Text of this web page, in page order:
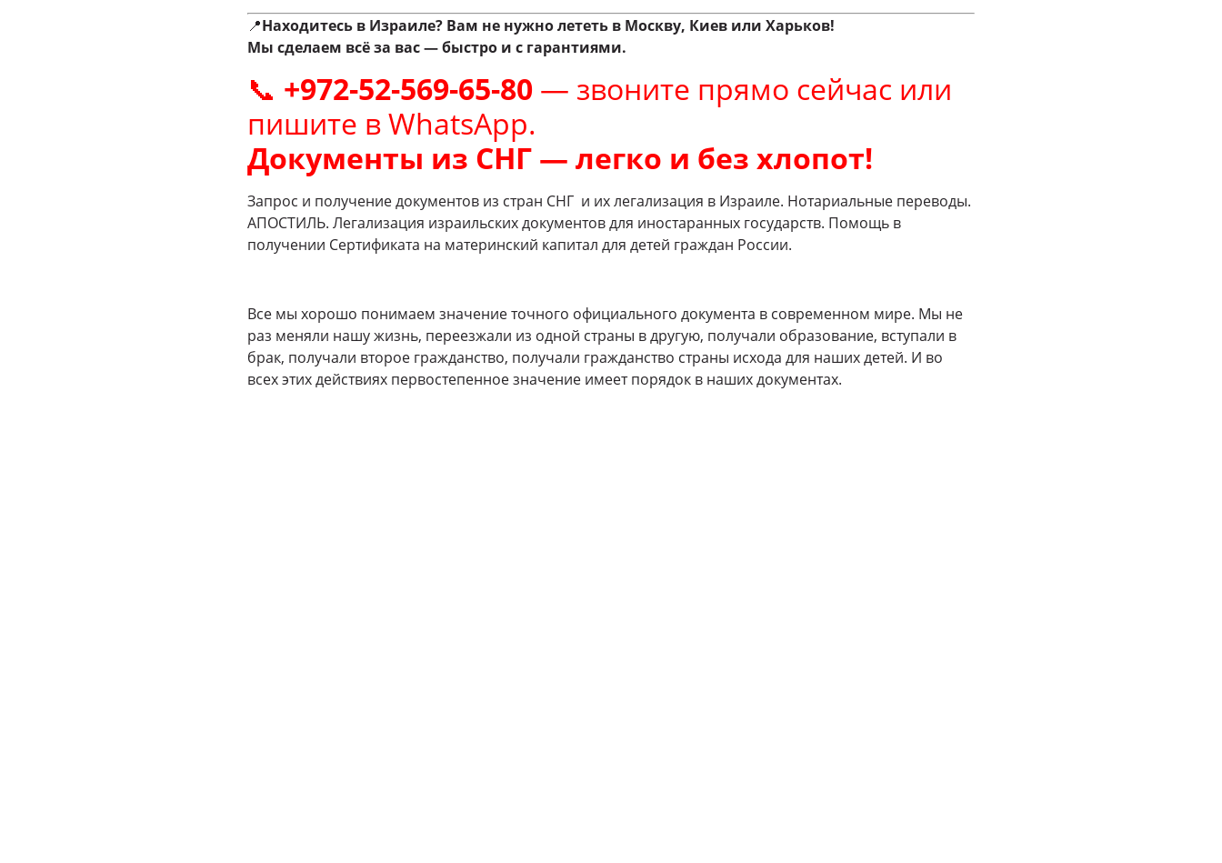
📍Находитесь в Израиле? Вам не нужно лететь в Москву, Киев или Харьков!
Мы сделаем всё за вас — быстро и с гарантиями.
📞 +972-52-569-65-80 — звоните прямо сейчас или
пишите в WhatsApp.
Документы из СНГ — легко и без хлопот!
Запрос и получение документов из стран СНГ и их легализация в Израиле. Нотариальные переводы.
АПОСТИЛЬ. Легализация израильских документов для иностаранных государств. Помощь в
получении Сертификата на материнский капитал для детей граждан России.
Все мы хорошо понимаем значение точного официального документа в современном мире. Мы не
раз меняли нашу жизнь, переезжали из одной страны в другую, получали образование, вступали в
брак, получали второе гражданство, получали гражданство страны исхода для наших детей. И во
всех этих действиях первостепенное значение имеет порядок в наших документах.